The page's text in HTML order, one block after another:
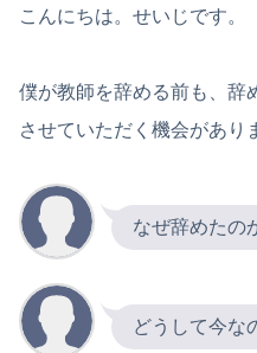
こんにちは。せいじです。
僕が教師を辞める前も、辞
させていただく機会があり
なぜ辞めたの
どうして今な